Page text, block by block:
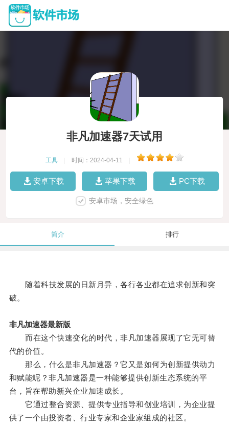
非凡加速器7天试用
工具 时间：2024-04-11
安卓下载 苹果下载 PC下载
安卓市场，安全绿色
简介 排行
随着科技发展的日新月异，各行各业都在追求创新和突
破。
非凡加速器最新版
而在这个快速变化的时代，非凡加速器展现了它无可替
代的价值。
那么，什么是非凡加速器？它又是如何为创新提供动力
和赋能呢？非凡加速器是一种能够提供创新生态系统的平
台，旨在帮助新兴企业加速成长。
它通过整合资源、提供专业指导和创业培训，为企业提
供了一个由投资者、行业专家和企业家组成的社区。